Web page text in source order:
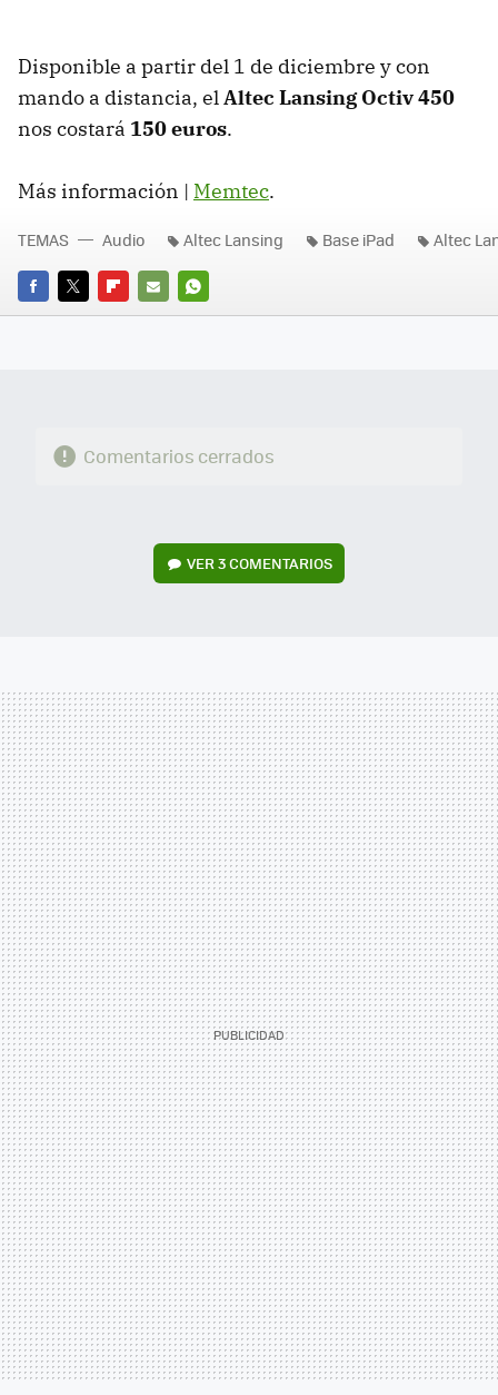
Disponible a partir del 1 de diciembre y con
mando a distancia, elAltec Lansing Octiv 450
nos costará 150 euros.
Más información | Memtec.
FACEBOOK
TWITTERFLIPBOARD
E-
WHATSAPP
TEMAS Audio Altec Lansing Base iPad Altec
Comentarios cerrados
VER3 COMENTARIOS